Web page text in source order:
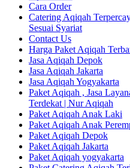
Cara Order
Catering Aqiqah
Sesuai Syariat
Contact Us
Harga Paket Aqiqah
Jasa Aqiqah Depok
Jasa Aqiqah Jakarta
Jasa Aqiqah Yogyakarta
Paket Aqiqah , Jasa
Terdekat | Nur Aqiqah
Paket Aqiqah Anak Laki
Paket Aqiqah Anak
Paket Aqiqah Depok
Paket Aqiqah Jakarta
Paket Aqiqah yogyakarta